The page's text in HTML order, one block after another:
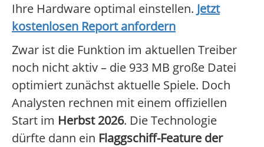
Ihre Hardware optimal einstellen. Jetzt
kostenlosen Report anfordern
Zwar ist die Funktion im aktuellen Treiber
noch nicht aktiv – die 933 MB große Datei
optimiert zunächst aktuelle Spiele. Doch
Analysten rechnen mit einem offiziellen
Start im Herbst 2026. Die Technologie
dürfte dann ein Flaggschiff-Feature der